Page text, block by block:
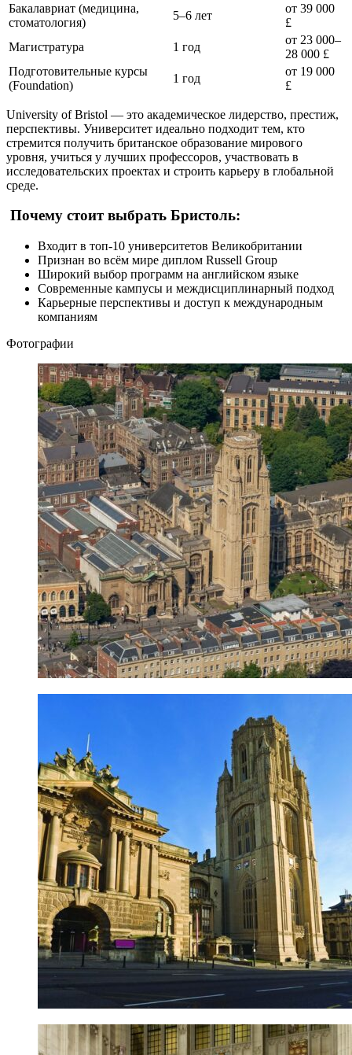
Бакалавриат (медицина,
стоматология)
5–6 лет
от 39 000
£
Магистратура
1 год
от 23 000–
28 000 £
Подготовительные курсы
(Foundation)
1 год
от 19 000
£
University of Bristol — это академическое лидерство, престиж,
перспективы. Университет идеально подходит тем, кто
стремится получить британское образование мирового
уровня, учиться у лучших профессоров, участвовать в
исследовательских проектах и строить карьеру в глобальной
среде.
Почему стоит выбрать Бристоль:
Входит в топ-10 университетов Великобритании
Признан во всём мире диплом Russell Group
Широкий выбор программ на английском языке
Современные кампусы и междисциплинарный подход
Карьерные перспективы и доступ к международным
компаниям
Фотографии